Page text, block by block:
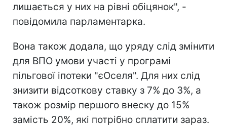
лишається у них на рівні обіцянок", -
повідомила парламентарка.
Вона також додала, що уряду слід змінити
для ВПО умови участі у програмі
пільгової іпотеки "єОселя". Для них слід
знизити відсоткову ставку з 7% до 3%, а
також розмір першого внеску до 15%
замість 20%, які потрібно сплатити зараз.